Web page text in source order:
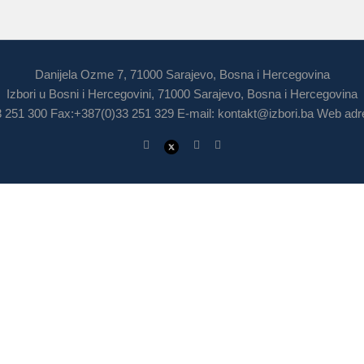
Danijela Ozme 7, 71000 Sarajevo, Bosna i Hercegovina
Izbori u Bosni i Hercegovini, 71000 Sarajevo, Bosna i Hercegovina
251 300 Fax:+387(0)33 251 329 E-mail: kontakt@izbori.baWeb